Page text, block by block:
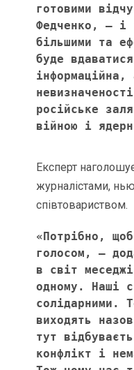
готовими
Федченко, – і
більшими та
буде
російське
війною і
Експерт
журналістами,
співтовариством.
«Потрібно,
голосом, –
в світ
одному. Наші
солідарними.
виходять
тут
конфлікт і